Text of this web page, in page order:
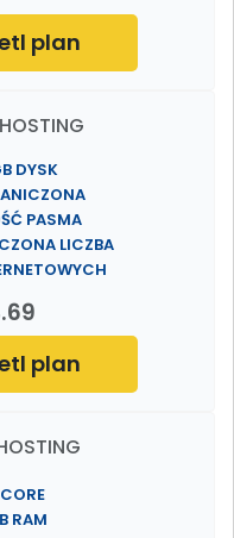
plan
DYSK
PASMA
LICZBA
plan
RAM